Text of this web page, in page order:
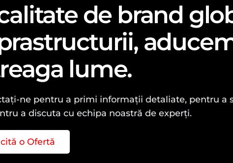
de brand
lume.
ne pentru a primi informații detaliate, pentru a
a discuta cu echipa noastră de experți.
o Ofertă